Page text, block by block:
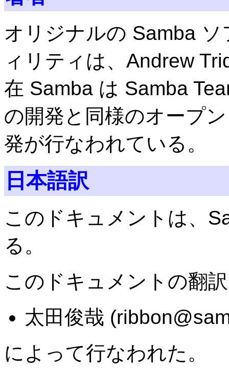
オリジナルの Samba
ィリティは、Andrew
在 Samba は Samba
の開発と同様のオープ
発が行なわれている。
日本語訳
このドキュメントは、
る。
このドキュメントの翻
太田俊哉
によって行なわれた。